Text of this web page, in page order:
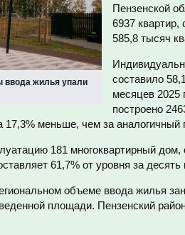
ввода жилья упали
Пензенской
6937
585,8 тысяч
составило
месяцев 2025
построено
17,3% меньше, чем за аналогичный
181 многоквартирный
61,7% от уровня за
объеме ввода жилья
площади. Пензенский